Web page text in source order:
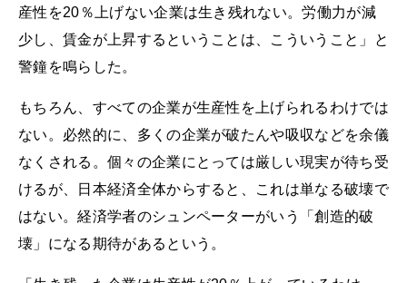
産性を20％上げない企業は生き残れない。労働力が減
少し、賃金が上昇するということは、こういうこと」と
警鐘を鳴らした。
もちろん、すべての企業が生産性を上げられるわけでは
ない。必然的に、多くの企業が破たんや吸収などを余儀
なくされる。個々の企業にとっては厳しい現実が待ち受
けるが、日本経済全体からすると、これは単なる破壊で
はない。経済学者のシュンペーターがいう「創造的破
壊」になる期待があるという。